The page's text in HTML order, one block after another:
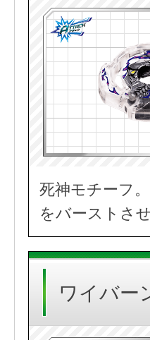
死神モチーフ
をバーストさ
ワイバー